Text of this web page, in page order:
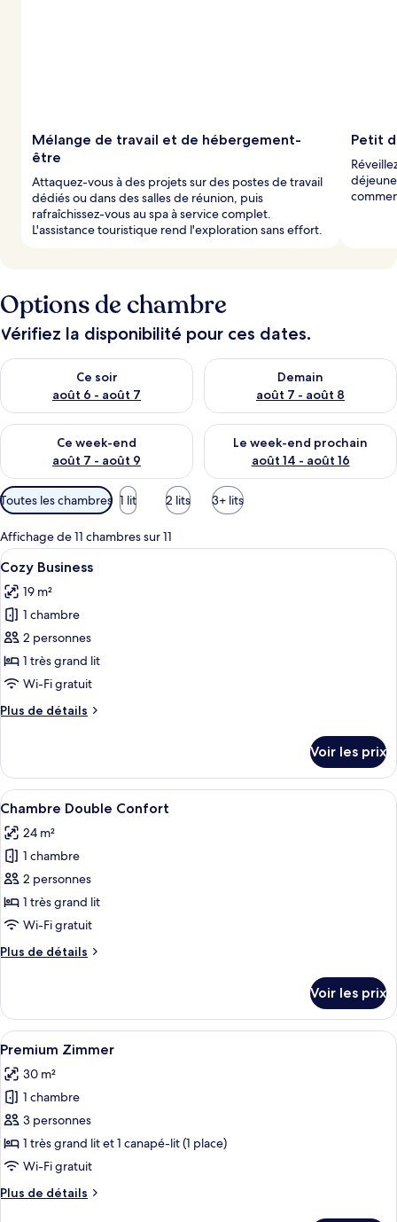
Mélange de travail et de hébergement-
être
Attaquez-vous à des projets sur des postes de travail
dédiés ou dans des salles de réunion, puis
rafraîchissez-vous au spa à service complet.
L'assistance touristique rend l'exploration sans effort.
Petit
Options de chambre
Vérifiez la disponibilité pour ces dates.
Ce soir
août 6 - août 7
Vérifier la disponibilité pour ce soir août 6 - août 7
Demain
août 7 - août 8
Vérifier la disponibilité pour
Ce week-end
août 7 - août 9
Vérifier la disponibilité pour ce week-end août 7 - août 9
Le week-end prochain
août 14 - août 16
Vérifier la disponibilité pour
Filtres
disponibles
pour
les
chambres
Toutes les chambres 1 lit 2 lits 3+ lits
Affichage de 11 chambres sur 11
Afficher
toutes
les
photos
pour
ce
type
chambre :
Une chambre d’hôtel avec un
9
Cozy Business
19 m²
1 chambre
2 personnes
1 très grand lit
Wi-Fi gratuit
Plus de détails
Plus
le
type
de
Cozy
Business
Voir les prix
Afficher
toutes
les
photos
pour
ce
type
chambre :
Confort
Une chambre à coucher bien
11
Chambre Double Confort
24 m²
1 chambre
2 personnes
1 très grand lit
Wi-Fi gratuit
Plus de détails
Plus
le
type
de
Chambre
Double
Voir les prix
Afficher
toutes
les
photos
pour
ce
type
chambre :
Un lit bien fait, avec une tête de lit,
10
Premium Zimmer
30 m²
1 chambre
3 personnes
1 très grand lit et 1 canapé-lit (1 place)
Wi-Fi gratuit
Plus de détails
Plus